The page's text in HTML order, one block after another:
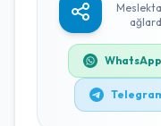
WhatsApp